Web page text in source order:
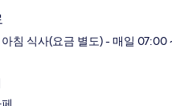
침 식사(요금 별도) - 매일 07:00